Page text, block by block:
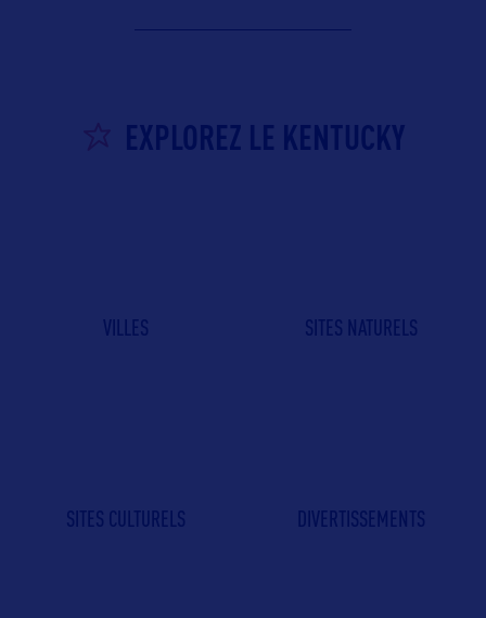
EXPLOREZ LE KENTUCKY
VILLES SITES NATURELS
SITES CULTURELS DIVERTISSEMENTS